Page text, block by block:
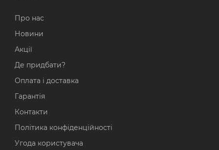
Про нас
Новини
Акції
Де придбати?
Оплата і доставка
Гарантія
Контакти
Політика конфіденційності
Угода користувача